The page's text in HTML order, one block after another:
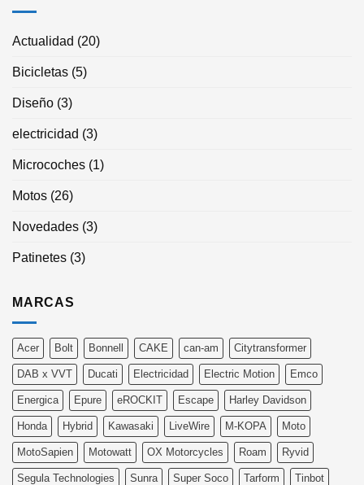
Actualidad (20)
Bicicletas (5)
Diseño (3)
electricidad (3)
Microcoches (1)
Motos (26)
Novedades (3)
Patinetes (3)
MARCAS
Acer Bolt Bonnell CAKE can-am Citytransformer
DAB x VVT Ducati Electricidad Electric Motion Emco
Energica Epure eROCKIT Escape Harley Davidson
Honda Hybrid Kawasaki LiveWire M-KOPA Moto
MotoSapien Motowatt OX Motorcycles Roam Ryvid
Segula Technologies Sunra Super Soco Tarform Tinbot